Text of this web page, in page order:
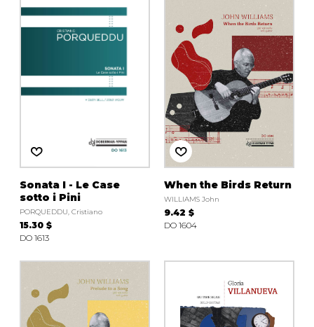
Sonata I - Le Case
sotto i Pini
PORQUEDDU, Cristiano
15.30 $
DO 1613
When the Birds Return
WILLIAMS John
9.42 $
DO 1604